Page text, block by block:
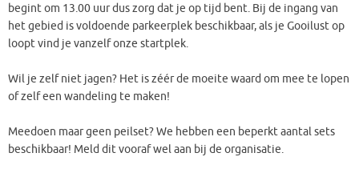
begint om 13.00 uur dus zorg dat je op tijd bent. Bij de ingang van
het gebied is voldoende parkeerplek beschikbaar, als je Gooilust op
loopt vind je vanzelf onze startplek.
Wil je zelf niet jagen? Het is zéér de moeite waard om mee te lopen
of zelf een wandeling te maken!
Meedoen maar geen peilset? We hebben een beperkt aantal sets
beschikbaar! Meld dit vooraf wel aan bij de organisatie.